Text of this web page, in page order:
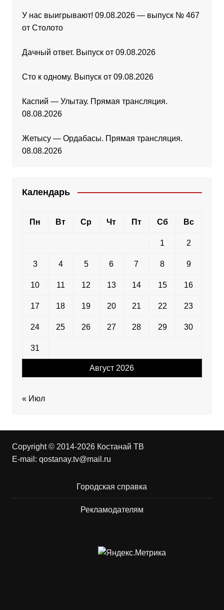
У нас выигрывают! 09.08.2026 — выпуск № 467
от Столото
Дачный ответ. Выпуск от 09.08.2026
Сто к одному. Выпуск от 09.08.2026
Каспий — Улытау. Прямая трансляция.
08.08.2026
Жетысу — Ордабасы. Прямая трансляция.
08.08.2026
Календарь
Август 2026
Пн Вт Ср Чт Пт Сб Вс
1 2
3 4 5 6 7 8 9
10 11 12 13 14 15 16
17 18 19 20 21 22 23
24 25 26 27 28 29 30
31
« Июл
Copyright © 2014-2026 Костанай ТВ
E-mail: qostanay.tv@mail.ru
Городская справка
Рекламодателям